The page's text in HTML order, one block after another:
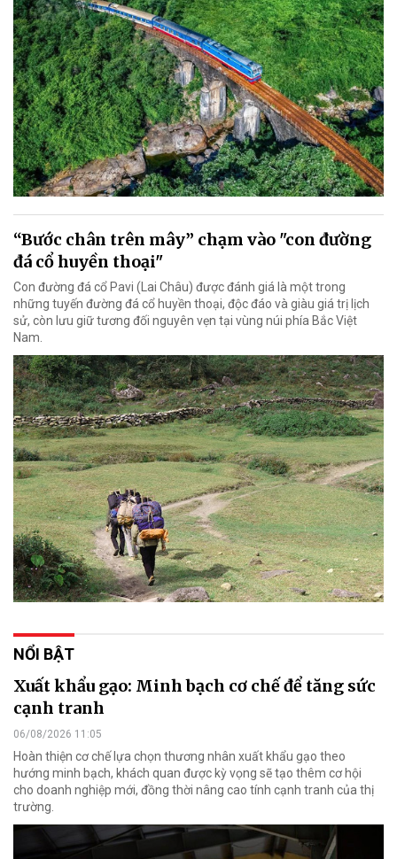
“Bước chân trên mây” chạm vào "con đường
đá cổ huyền thoại"
Con đường đá cổ Pavi (Lai Châu) được đánh giá là một trong
những tuyến đường đá cổ huyền thoại, độc đáo và giàu giá trị lịch
sử, còn lưu giữ tương đối nguyên vẹn tại vùng núi phía Bắc Việt
Nam.
NỔI BẬT
Xuất khẩu gạo: Minh bạch cơ chế để tăng sức
cạnh tranh
06/08/2026 11:05
Hoàn thiện cơ chế lựa chọn thương nhân xuất khẩu gạo theo
hướng minh bạch, khách quan được kỳ vọng sẽ tạo thêm cơ hội
cho doanh nghiệp mới, đồng thời nâng cao tính cạnh tranh của thị
trường.